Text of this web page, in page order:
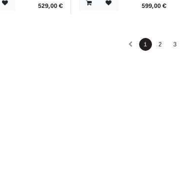
529,00 € 599,00 €
1 2 3